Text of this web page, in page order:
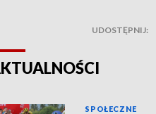
UDOSTĘPNIJ:
SPOŁECZNE